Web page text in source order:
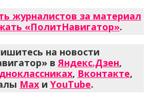
журналистов за материал
«ПолитНавигатор».
на новости
вЯндекс.Дзен,
, Вконтакте,
Max и YouTube.